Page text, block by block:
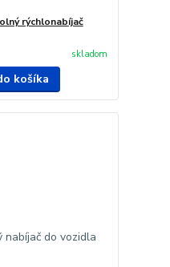
rýchlonabíjač
skladom
košíka